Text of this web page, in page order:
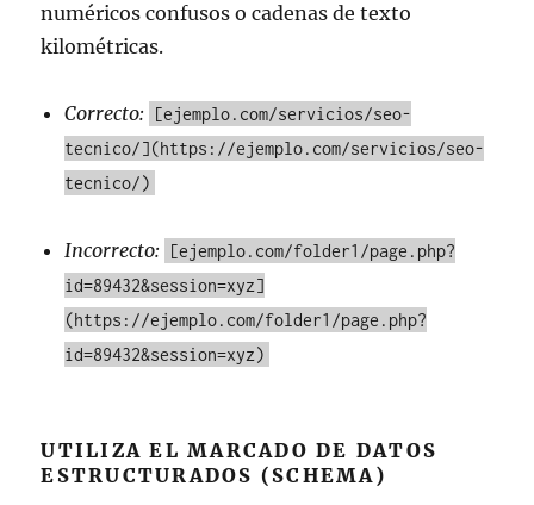
numéricos confusos o cadenas de texto
kilométricas.
Correcto:
[ejemplo.com/servicios/seo-
tecnico/](https://ejemplo.com/servicios/seo-
tecnico/)
Incorrecto:
[ejemplo.com/folder1/page.php?
id=89432&session=xyz]
(https://ejemplo.com/folder1/page.php?
id=89432&session=xyz)
UTILIZA EL MARCADO DE DATOS
ESTRUCTURADOS (SCHEMA)